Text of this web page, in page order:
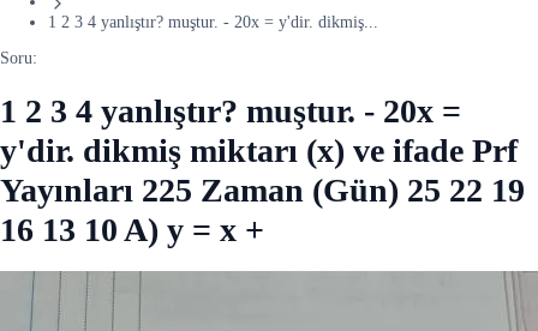
1 2 3 4 yanlıştır? muştur. - 20x = y'dir. dikmiş...
Soru:
1 2 3 4 yanlıştır? muştur. - 20x =
y'dir. dikmiş miktarı (x) ve ifade Prf
Yayınları 225 Zaman (Gün) 25 22 19
16 13 10 A) y = x +